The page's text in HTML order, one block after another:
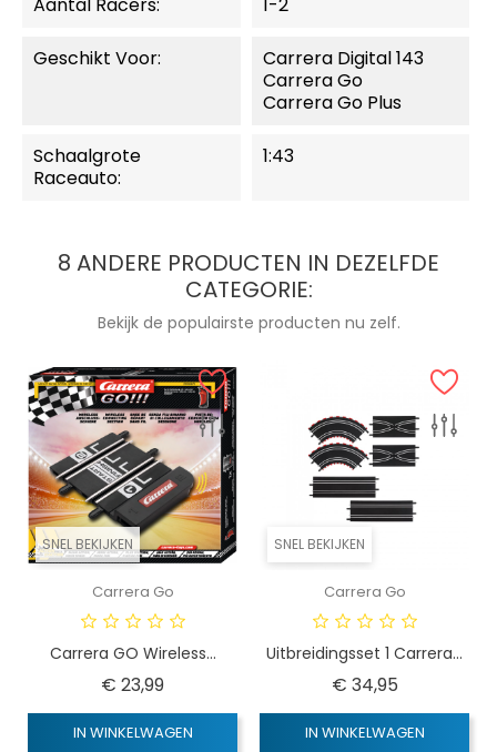
Geschikt Voor:
Carrera Digital 143
Carrera Go
Carrera Go Plus
Schaalgrote
Raceauto:
1:43
8 ANDERE PRODUCTEN IN DEZELFDE
CATEGORIE:
Bekijk de populairste producten nu zelf.
SNEL BEKIJKEN
Carrera Go
Carrera GO Wireless...
€ 23,99Prijs
IN WINKELWAGEN
SNEL BEKIJKEN
Carrera Go
Uitbreidingsset 1 Carrera...
€ 34,95Prijs
IN WINKELWAGEN